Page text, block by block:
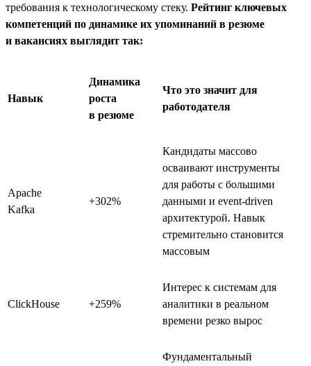
требования к технологическому стеку. Рейтинг ключевых
компетенций по динамике их упоминаний в резюме
и вакансиях выглядит так:
Навык
Динамика
роста
в резюме
Что это значит для
работодателя
Apache
Kafka
+302%
Кандидаты массово
осваивают инструменты
для работы с большими
данными и event-driven
архитектурой. Навык
стремительно становится
массовым
ClickHouse +259%
Интерес к системам для
аналитики в реальном
времени резко вырос
Фундаментальный